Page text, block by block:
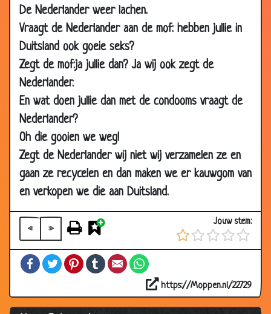
De Nederlander weer lachen.
Vraagt de Nederlander aan de mof: hebben jullie in
Duitsland ook goeie seks?
Zegt de mof:ja jullie dan? Ja wij ook zegt de
Nederlander.
En wat doen jullie dan met de condooms vraagt de
Nederlander?
Oh die gooien we weg!
Zegt de Nederlander wij niet wij verzamelen ze en
gaan ze recycelen en dan maken we er kauwgom van
en verkopen we die aan Duitsland.
« »
Jouw stem:
FacebookTwitterPinterestTumblrEmail
https://Moppen.nl/22729
23 Jul
2003
Vibreren 3.51
14 Jul
2003
Verlegen
2003
24 Jun
2003
16 Jun
2003
Soep 3.61
13 Jun
2003
Nette stotteraar
11 Jun
Is bewezen! 3.06
27 May
Are my testickles black